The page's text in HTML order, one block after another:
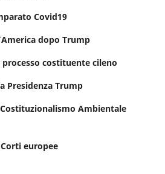
Covid19
dopo Trump
costituente cileno
Presidenza Trump
Ambientale
europee